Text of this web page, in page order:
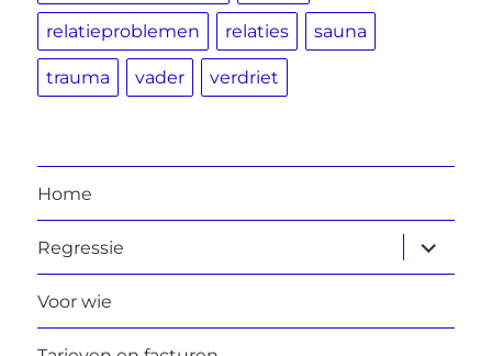
relatieproblemen relaties sauna
trauma vader verdriet
Home
Regressie
Voor wie